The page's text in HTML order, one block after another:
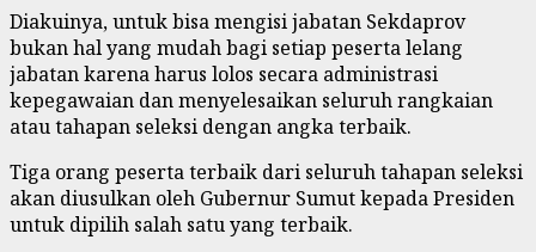
Diakuinya, untuk bisa mengisi jabatan Sekdaprov
bukan hal yang mudah bagi setiap peserta lelang
jabatan karena harus lolos secara administrasi
kepegawaian dan menyelesaikan seluruh rangkaian
atau tahapan seleksi dengan angka terbaik.
Tiga orang peserta terbaik dari seluruh tahapan seleksi
akan diusulkan oleh Gubernur Sumut kepada Presiden
untuk dipilih salah satu yang terbaik.